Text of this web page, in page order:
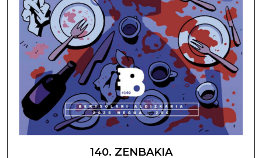
140. ZENBAKIA